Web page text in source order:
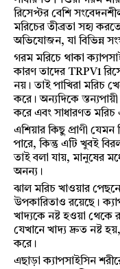
রিসেপ্টর বেশি
মরিচের তীব্রতা সহ্য
অভিযোজন, যা বিভিন্ন
গরম মরিচে থাকা
কারণ তাদের TRPV1
নয়। তাই পাখিরা মরিচ
করে। অন্যদিকে
করে এবং সাধারণত মরিচ
এশিয়ার কিছু প্রাণী
পারে, কিন্তু এটি খুবই
তাই বলা যায়, মানুষের
অনন্য।
ঝাল মরিচ খাওয়ার
উপকারিতাও রয়েছে।
খাদ্যকে নষ্ট হওয়া থেকে
যেখানে খাদ্য দ্রুত নষ্ট
করে।
এছাড়া ক্যাপসাইসিন